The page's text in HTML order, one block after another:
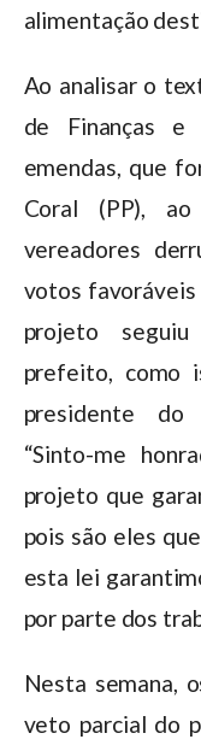
alimentação
Ao analisar o
de Finanças e
emendas, que
Coral (PP),
vereadores
votos favoráveis
projeto
prefeito, como
presidente do
“Sinto-me
projeto que
pois são eles
esta lei
por parte dos
Nesta semana,
veto parcial do